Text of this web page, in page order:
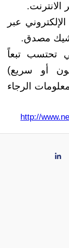
الانترنت.
عبر
شيك مصدق.
تحتسب تبعاً
أو سريع)
الرجاء
http://